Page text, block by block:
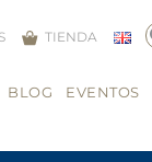
TIENDA
BLOG EVENTOS